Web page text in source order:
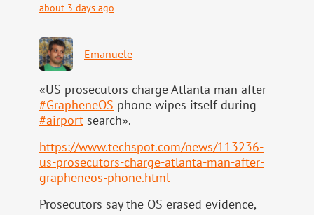
about 3 days ago
Emanuele
«US prosecutors charge Atlanta man after
#GrapheneOS phone wipes itself during
#airport search».
https://www.techspot.com/news/113236-
us-prosecutors-charge-atlanta-man-after-
grapheneos-phone.html
Prosecutors say the OS erased evidence,